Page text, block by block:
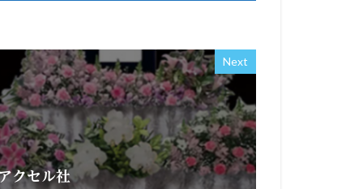
Next
クセル社